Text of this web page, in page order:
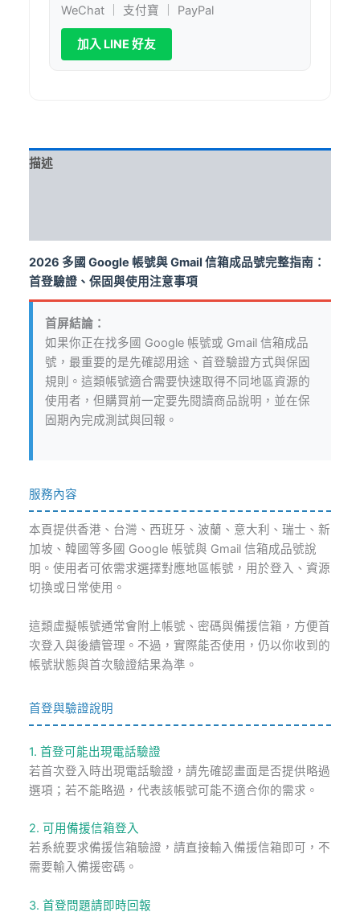
Google
數
量
WeChat ｜ 支付寶 ｜ PayPal
加入 LINE 好友
描述
2026 多國 Google 帳號與 Gmail 信箱成品號完整指南：
首登驗證、保固與使用注意事項
首屏結論：
如果你正在找多國 Google 帳號或 Gmail 信箱成品
號，最重要的是先確認用途、首登驗證方式與保固
規則。這類帳號適合需要快速取得不同地區資源的
使用者，但購買前一定要先閱讀商品說明，並在保
固期內完成測試與回報。
服務內容
本頁提供香港、台灣、西班牙、波蘭、意大利、瑞士、新
加坡、韓國等多國 Google 帳號與 Gmail 信箱成品號說
明。使用者可依需求選擇對應地區帳號，用於登入、資源
切換或日常使用。
這類虛擬帳號通常會附上帳號、密碼與備援信箱，方便首
次登入與後續管理。不過，實際能否使用，仍以你收到的
帳號狀態與首次驗證結果為準。
首登與驗證說明
1. 首登可能出現電話驗證
若首次登入時出現電話驗證，請先確認畫面是否提供略過
選項；若不能略過，代表該帳號可能不適合你的需求。
2. 可用備援信箱登入
若系統要求備援信箱驗證，請直接輸入備援信箱即可，不
需要輸入備援密碼。
3. 首登問題請即時回報